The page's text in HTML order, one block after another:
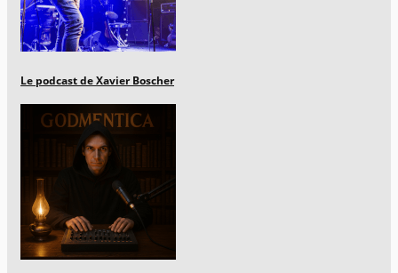
Le podcast de Xavier Boscher